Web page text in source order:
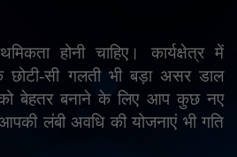
होनी चाहिए। कार्यक्षेत्र में
छोटी-सी गलती भी बड़ा असर डाल
बेहतर बनाने के लिए आप कुछ नए
लंबी अवधि की योजनाएं भी गति